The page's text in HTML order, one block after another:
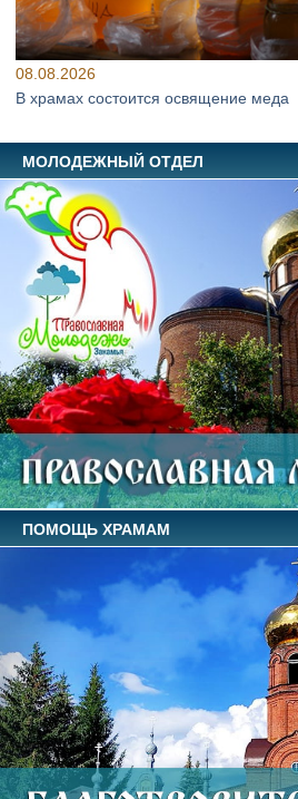
08.08.2026
В храмах состоится освящение меда
МОЛОДЕЖНЫЙ ОТДЕЛ
ПОМОЩЬ ХРАМАМ